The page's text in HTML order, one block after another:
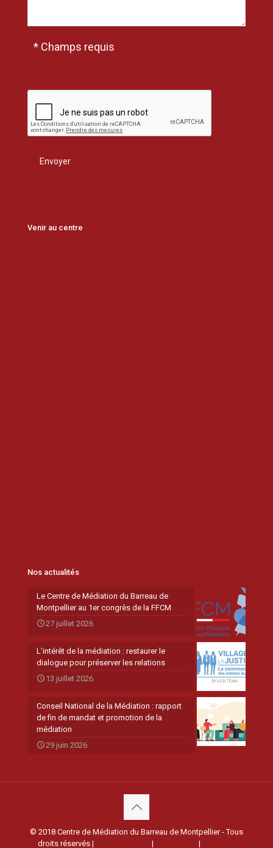
* Champs requis
Venir au centre
Nos actualités
Le Centre de Médiation du Barreau de
Montpellier au 1er congrès de la FFCM
27 juillet 2026
L’intérêt de la médiation : restaurer le
dialogue pour préserver les relations
13 juillet 2026
Conseil National de la Médiation : rapport
de fin de mandat et promotion de la
médiation
29 juin 2026
© 2018 Centre de Médiation du Barreau de Montpellier - Tous
droits réservés |
| |